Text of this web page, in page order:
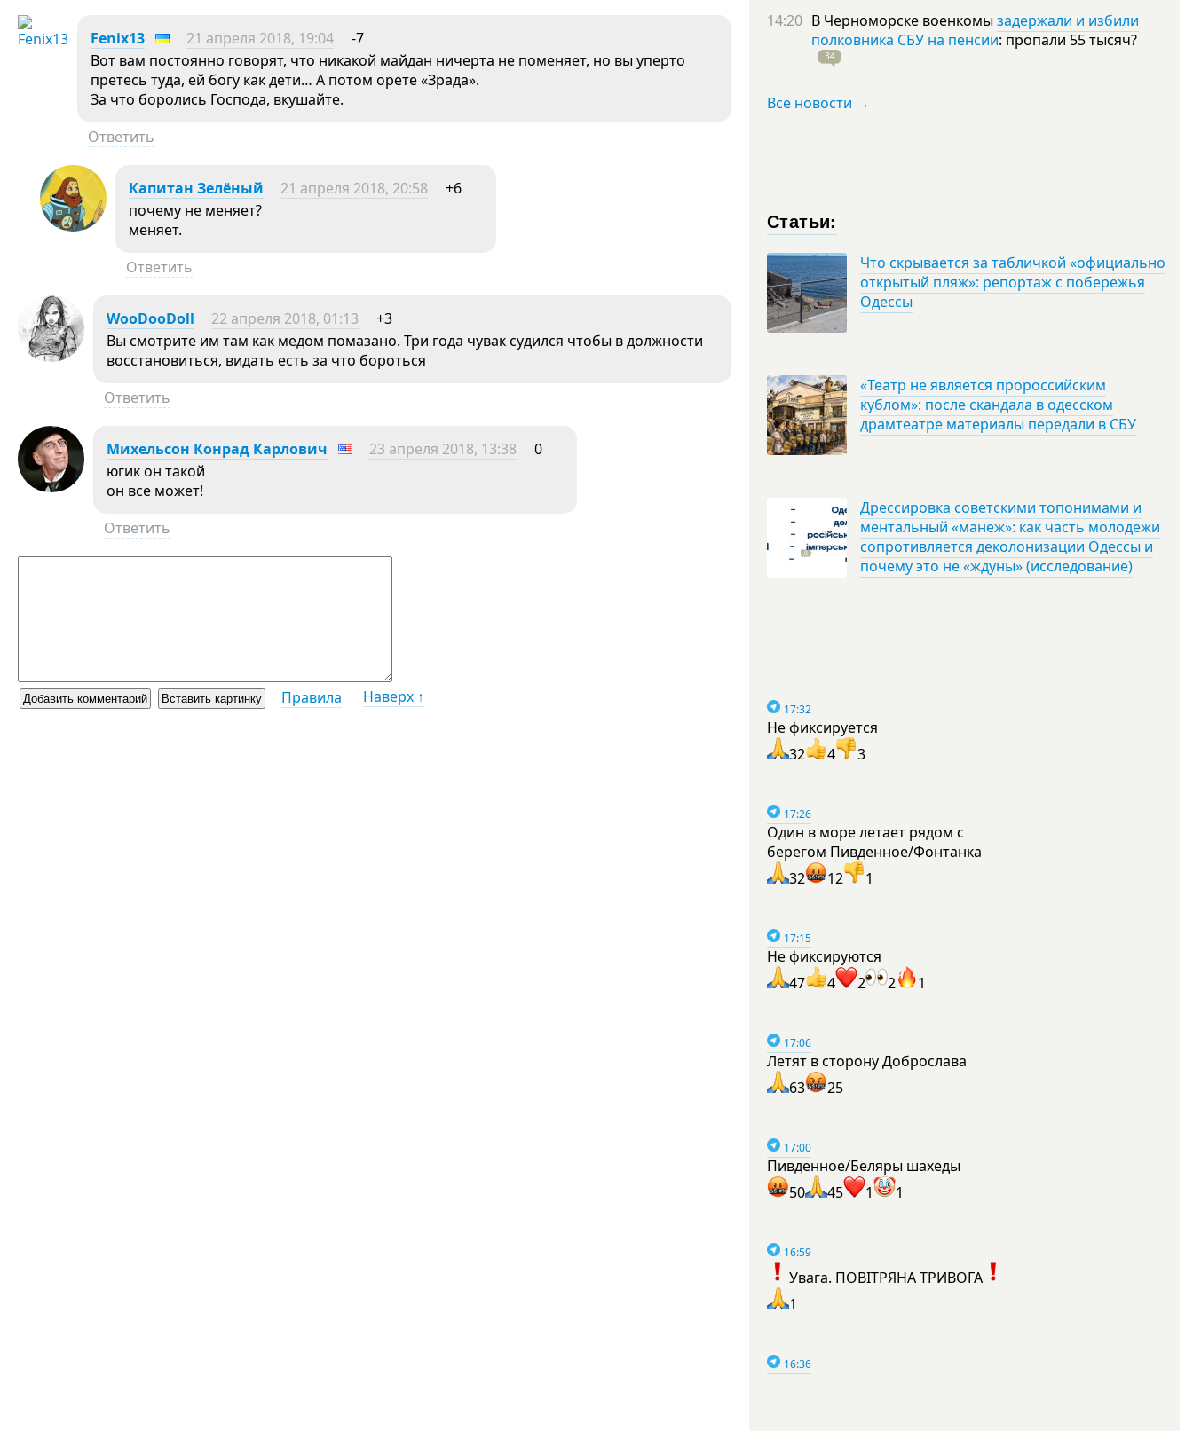
Fenix13 21 апреля 2018, 19:04
-7
Вот вам постоянно говорят, что никакой майдан ничерта не поменяет, но вы уперто
претесь туда, ей богу как дети… А потом орете «Зрада».
За что боролись Господа, вкушайте.
Ответить
Капитан Зелёный 21 апреля 2018, 20:58
+6
почему не меняет?
меняет.
Ответить
WooDooDoll 22 апреля 2018, 01:13
+3
Вы смотрите им там как медом помазано. Три года чувак судился чтобы в должности
восстановиться, видать есть за что бороться
Ответить
Михельсон Конрад Карлович 23 апреля 2018, 13:38
0
югик он такой
он все может!
Ответить
Правила Наверх ↑
14:20 В Черноморске военкомы задержали и избили
полковника СБУ на пенсии: пропали 55тысяч?
34
Все новости →
Статьи:
Что скрывается за табличкой «официально
открытый пляж»: репортаж с побережья
Одессы
«Театр не является пророссийским
кублом»: после скандала в одесском
драмтеатре материалы передали в СБУ
Дрессировка советскими топонимами и
ментальный «манеж»: как часть молодежи
сопротивляется деколонизации Одессы и
почему это не «ждуны» (исследование)
17:32
Не фиксируется
32
4 3
17:26
Один в море летает рядом с
берегом Пивденное/Фонтанка
32
12 1
17:15
Не фиксируются
47
4 2 2 1
17:06
Летят в сторону Доброслава
63
25
17:00
Пивденное/Беляры шахеды
50
45 1 1
16:59
Увага. ПОВІТРЯНА ТРИВОГА
1
16:36